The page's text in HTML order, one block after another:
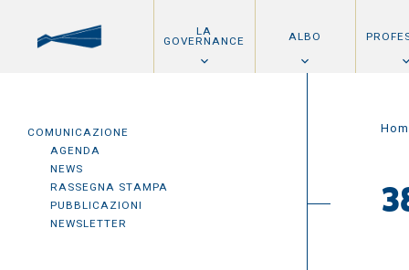
LA
GOVERNANCE ALBO
COMUNICAZIONE
AGENDA
NEWS
RASSEGNA STAMPA
PUBBLICAZIONI
NEWSLETTER